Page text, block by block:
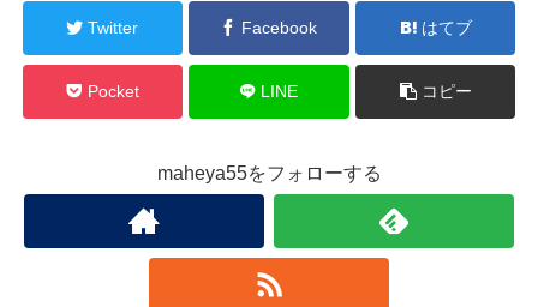
Twitter Facebook はてブ
Pocket LINE コピー
maheya55をフォローする